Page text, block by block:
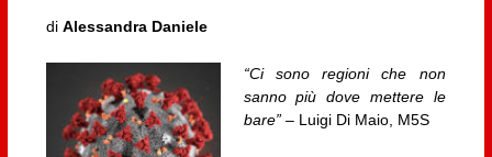
di Alessandra Daniele
“Ci sono regioni che non
sanno più dove mettere le
bare”– Luigi Di Maio, M5S